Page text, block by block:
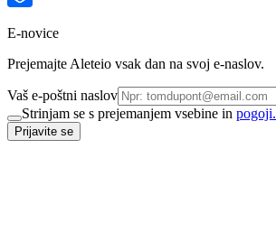
E-novice
Prejemajte Aleteio vsak dan na svoj e-naslov.
Vaš e-poštni naslov
Strinjam se s prejemanjem vsebine in pogoji.
Prijavite se